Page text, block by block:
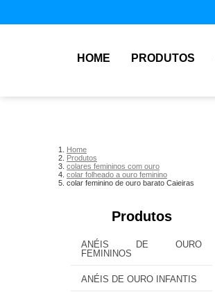
HOME PRODUTOS
Home
Produtos
colares femininos com ouro
colar folheado a ouro feminino
colar feminino de ouro barato Caieiras
Produtos
ANÉIS DE OURO
FEMININOS
ANÉIS DE OURO INFANTIS